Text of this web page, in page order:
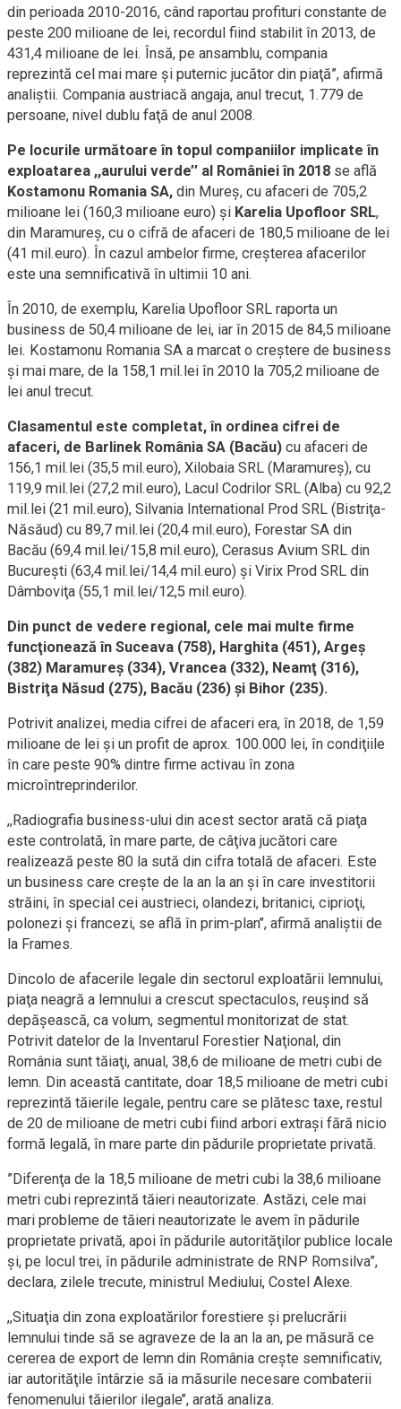
din perioada 2010-2016, când raportau profituri constante de
peste 200 milioane de lei, recordul fiind stabilit în 2013, de
431,4 milioane de lei. Însă, pe ansamblu, compania
reprezintă cel mai mare şi puternic jucător din piaţă”, afirmă
analiştii. Compania austriacă angaja, anul trecut, 1.779 de
persoane, nivel dublu faţă de anul 2008.
Pe locurile următoare în topul companiilor implicate în
exploatarea ,,aurului verde’’ al României în 2018 se află
Kostamonu Romania SA, din Mureş, cu afaceri de 705,2
milioane lei (160,3 milioane euro) şi Karelia Upofloor SRL,
din Maramureş, cu o cifră de afaceri de 180,5 milioane de lei
(41 mil.euro). În cazul ambelor firme, creşterea afacerilor
este una semnificativă în ultimii 10 ani.
În 2010, de exemplu, Karelia Upofloor SRL raporta un
business de 50,4 milioane de lei, iar în 2015 de 84,5 milioane
lei. Kostamonu Romania SA a marcat o creştere de business
şi mai mare, de la 158,1 mil.lei în 2010 la 705,2 milioane de
lei anul trecut.
Clasamentul este completat, în ordinea cifrei de
afaceri, de Barlinek România SA (Bacău) cu afaceri de
156,1 mil.lei (35,5 mil.euro), Xilobaia SRL (Maramureş), cu
119,9 mil.lei (27,2 mil.euro), Lacul Codrilor SRL (Alba) cu 92,2
mil.lei (21 mil.euro), Silvania International Prod SRL (Bistriţa-
Năsăud) cu 89,7 mil.lei (20,4 mil.euro), Forestar SA din
Bacău (69,4 mil.lei/15,8 mil.euro), Cerasus Avium SRL din
Bucureşti (63,4 mil.lei/14,4 mil.euro) şi Virix Prod SRL din
Dâmboviţa (55,1 mil.lei/12,5 mil.euro).
Din punct de vedere regional, cele mai multe firme
funcţionează în Suceava (758), Harghita (451), Argeş
(382) Maramureş (334), Vrancea (332), Neamţ (316),
Bistriţa Năsud (275), Bacău (236) şi Bihor (235).
Potrivit analizei, media cifrei de afaceri era, în 2018, de 1,59
milioane de lei şi un profit de aprox. 100.000 lei, în condiţiile
în care peste 90% dintre firme activau în zona
microîntreprinderilor.
,,Radiografia business-ului din acest sector arată că piaţa
este controlată, în mare parte, de câţiva jucători care
realizează peste 80 la sută din cifra totală de afaceri. Este
un business care creşte de la an la an şi în care investitorii
străini, în special cei austrieci, olandezi, britanici, ciprioţi,
polonezi şi francezi, se află în prim-plan’’, afirmă analiştii de
la Frames.
Dincolo de afacerile legale din sectorul exploatării lemnului,
piaţa neagră a lemnului a crescut spectaculos, reuşind să
depăşească, ca volum, segmentul monitorizat de stat.
Potrivit datelor de la Inventarul Forestier Naţional, din
România sunt tăiaţi, anual, 38,6 de milioane de metri cubi de
lemn. Din această cantitate, doar 18,5 milioane de metri cubi
reprezintă tăierile legale, pentru care se plătesc taxe, restul
de 20 de milioane de metri cubi fiind arbori extraşi fără nicio
formă legală, în mare parte din pădurile proprietate privată.
”Diferenţa de la 18,5 milioane de metri cubi la 38,6 milioane
metri cubi reprezintă tăieri neautorizate. Astăzi, cele mai
mari probleme de tăieri neautorizate le avem în pădurile
proprietate privată, apoi în pădurile autorităţilor publice locale
şi, pe locul trei, în pădurile administrate de RNP Romsilva”,
declara, zilele trecute, ministrul Mediului, Costel Alexe.
,,Situaţia din zona exploatărilor forestiere şi prelucrării
lemnului tinde să se agraveze de la an la an, pe măsură ce
cererea de export de lemn din România creşte semnificativ,
iar autorităţile întârzie să ia măsurile necesare combaterii
fenomenului tăierilor ilegale’’, arată analiza.